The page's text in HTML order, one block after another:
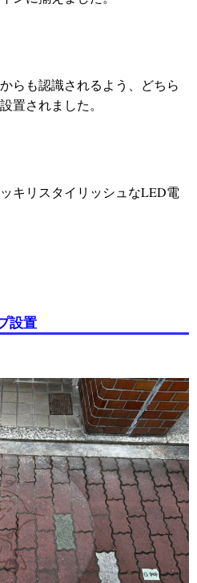
らも認識されるよう、どちら
置されました。
キリスタイリッシュなLED電
設置